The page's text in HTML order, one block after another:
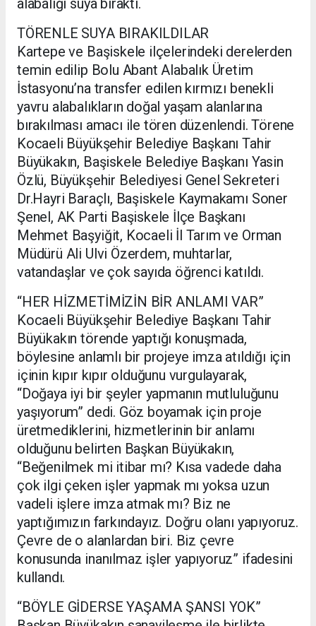
alabalığı suya bıraktı.
TÖRENLE SUYA BIRAKILDILAR
Kartepe ve Başiskele ilçelerindeki derelerden
temin edilip Bolu Abant Alabalık Üretim
İstasyonu’na transfer edilen kırmızı benekli
yavru alabalıkların doğal yaşam alanlarına
bırakılması amacı ile tören düzenlendi. Törene
Kocaeli Büyükşehir Belediye Başkanı Tahir
Büyükakın, Başiskele Belediye Başkanı Yasin
Özlü, Büyükşehir Belediyesi Genel Sekreteri
Dr.Hayri Baraçlı, Başiskele Kaymakamı Soner
Şenel, AK Parti Başiskele İlçe Başkanı
Mehmet Başyiğit, Kocaeli İl Tarım ve Orman
Müdürü Ali Ulvi Özerdem, muhtarlar,
vatandaşlar ve çok sayıda öğrenci katıldı.
“HER HİZMETİMİZİN BİR ANLAMI VAR”
Kocaeli Büyükşehir Belediye Başkanı Tahir
Büyükakın törende yaptığı konuşmada,
böylesine anlamlı bir projeye imza atıldığı için
içinin kıpır kıpır olduğunu vurgulayarak,
“Doğaya iyi bir şeyler yapmanın mutluluğunu
yaşıyorum” dedi. Göz boyamak için proje
üretmediklerini, hizmetlerinin bir anlamı
olduğunu belirten Başkan Büyükakın,
“Beğenilmek mi itibar mı? Kısa vadede daha
çok ilgi çeken işler yapmak mı yoksa uzun
vadeli işlere imza atmak mı? Biz ne
yaptığımızın farkındayız. Doğru olanı yapıyoruz.
Çevre de o alanlardan biri. Biz çevre
konusunda inanılmaz işler yapıyoruz” ifadesini
kullandı.
“BÖYLE GİDERSE YAŞAMA ŞANSI YOK”